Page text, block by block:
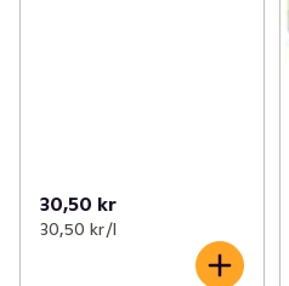
30,50 kr
30,50 kr /l